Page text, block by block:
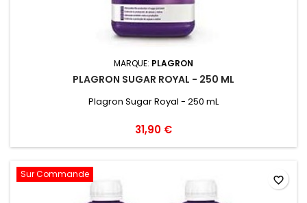
MARQUE: PLAGRON
PLAGRON SUGAR ROYAL - 250 ML
Plagron Sugar Royal - 250 mL
31,90 €
Sur Commande favorite_border